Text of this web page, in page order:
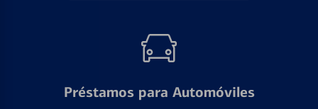
Préstamos para Automóviles